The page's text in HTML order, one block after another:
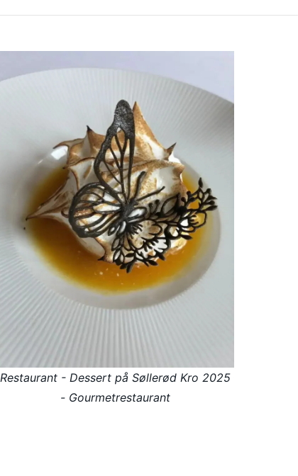
Restaurant - Dessert på Søllerød Kro 2025
- Gourmetrestaurant